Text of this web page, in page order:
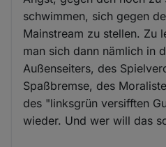
schwimmen, sich gegen
Mainstream zu stellen. Zu
man sich dann nämlich in
Außenseiters, des
Spaßbremse, des
des "linksgrün versifften
wieder. Und wer will das